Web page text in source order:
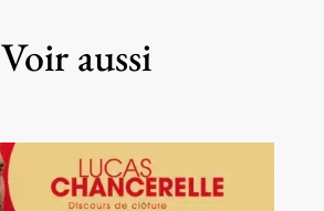
Voir aussi